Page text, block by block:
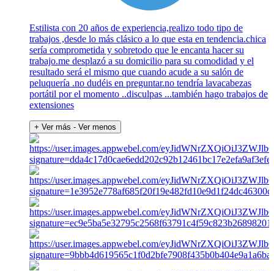
Estilista con 20 años de experiencia,realizo todo tipo de
trabajos ,desde lo más clásico a lo que esta en tendencia.chica
sería comprometida y sobretodo que le encanta hacer su
trabajo.me desplazó a su domicilio para su comodidad y el
resultado será el mismo que cuando acude a su salón de
peluquería .no dudéis en preguntar.no tendría lavacabezas
portátil por el momento ..disculpas ...también hago trabajos de
extensiones
+ Ver más - Ver menos